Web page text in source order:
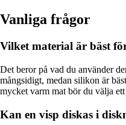
Vanliga frågor
Vilket material är bäst
Det beror på vad du använder
mångsidigt, medan silikon är
mycket varm mat bör du välja
Kan en visp diskas i